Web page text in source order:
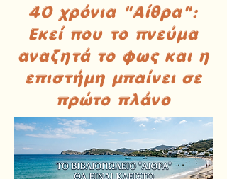
40 χρόνια "Αίθρα":
Εκεί που το πνεύμα
αναζητά το φως και η
επιστήμη μπαίνει σε
πρώτο πλάνο